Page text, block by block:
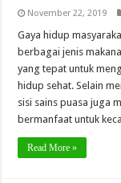
November 22, 2019
Gaya hidup
berbagai jenis
yang tepat untuk
hidup sehat. Selain
sisi sains puasa juga
bermanfaat untuk
Read More »